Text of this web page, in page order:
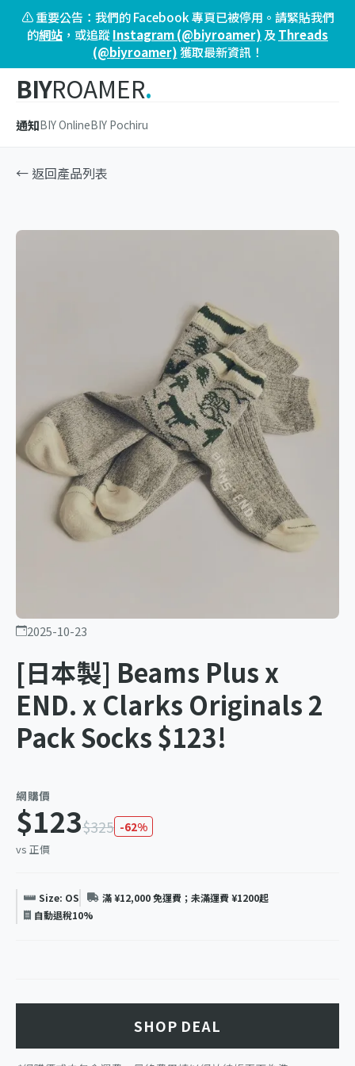
⚠️ 重要公告：我們的 Facebook 專頁已被停用。請緊貼我們
的網站 ，或追蹤Instagram (@biyroamer) 及 Threads
(@biyroamer)獲取最新資訊！
BIYROAMER.
通知BIY OnlineBIY Pochiru
← 返回產品列表
2025-10-23
[日本製] Beams Plus x
END. x Clarks Originals 2
Pack Socks $123!
網購價
$123$325 -62%
vs 正價
Size: OS
滿 ¥12,000 免運費；未滿運費 ¥1200起
自動退稅10%
SHOP DEAL